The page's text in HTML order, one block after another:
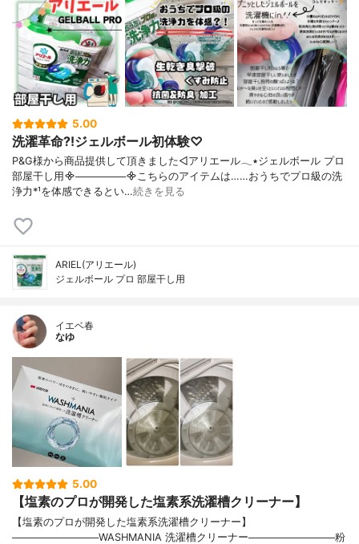
5.00
洗濯革命?!ジェルボール初体験♡
P&G様から商品提供して頂きました◁アリエール𓂃٭ジェルボール プロ
部屋干し用᯽───────᯽こちらのアイテムは……おうちでプロ級の洗
浄力*¹を体感できるとい…続きを見る
ARIEL(アリエール)
ジェルボール プロ 部屋干し用
イエベ春
なゆ
5.00
【塩素のプロが開発した塩素系洗濯槽クリーナー】
【塩素のプロが開発した塩素系洗濯槽クリーナー】
────────────WASHMANIA 洗濯槽クリーナー────────────粉